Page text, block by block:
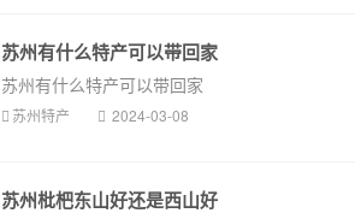
苏州有什么特产可以带回家
苏州有什么特产可以带回家
苏州特产 2024-03-08
苏州枇杷东山好还是西山好